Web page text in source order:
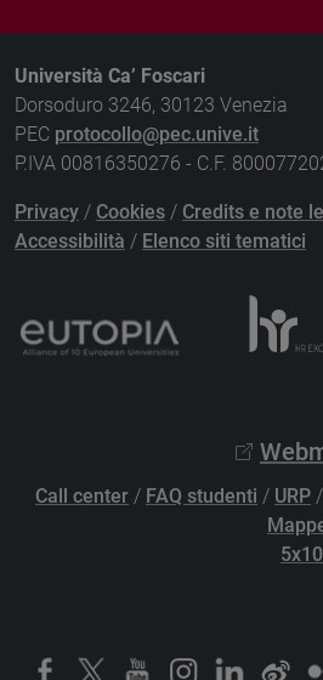
Università Ca’ Foscari
Dorsoduro 3246, 30123 Venezia
PEC protocollo@pec.unive.it
P.IVA 00816350276 - C.F.
Privacy / Cookies / Credits e note
Accessibilità / Elenco siti tematici
Call center / FAQ studenti / URP /